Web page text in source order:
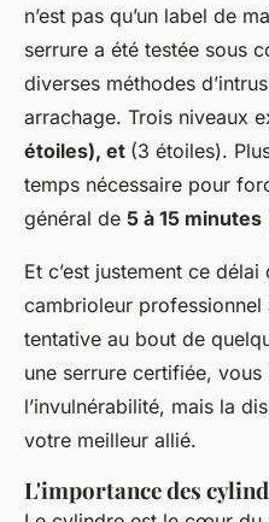
n’est pas qu’un label de
serrure a été testée sous
diverses méthodes
arrachage. Trois niveaux
étoiles), et (3 étoiles).
temps nécessaire pour
général de 5 à 15 minutes
Et c’est justement ce
cambrioleur professionnel
tentative au bout de
une serrure certifiée, vous
l’invulnérabilité, mais la
votre meilleur allié.
L'importance des